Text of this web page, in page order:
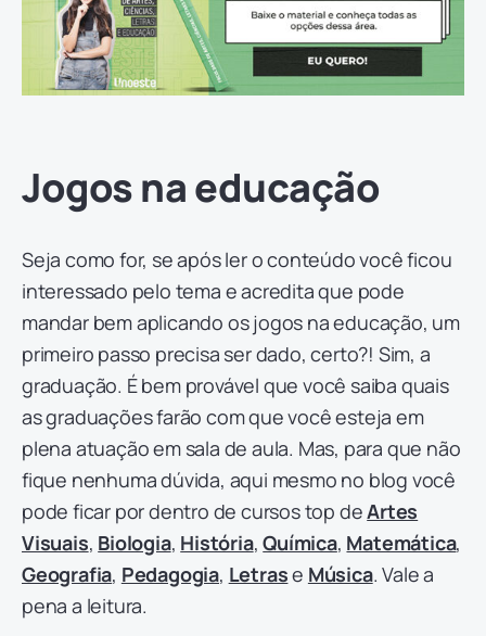
Jogos na educação
Seja como for, se após ler o conteúdo você ficou
interessado pelo tema e acredita que pode
mandar bem aplicando os jogos na educação, um
primeiro passo precisa ser dado, certo?! Sim, a
graduação. É bem provável que você saiba quais
as graduações farão com que você esteja em
plena atuação em sala de aula. Mas, para que não
fique nenhuma dúvida, aqui mesmo no blog você
pode ficar por dentro de cursos top deArtes
Visuais, Biologia, História,Química, Matemática,
Geografia, Pedagogia, Letrase Música. Vale a
pena a leitura.